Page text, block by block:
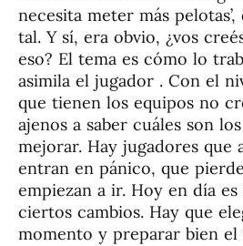
necesita meter más
tal. Y sí, era obvio, ¿vos
eso? El tema es cómo lo
asimila el jugador . Con el
que tienen los equipos no
ajenos a saber cuáles son
mejorar. Hay jugadores que
entran en pánico, que
empiezan a ir. Hoy en día
ciertos cambios. Hay que
momento y preparar bien